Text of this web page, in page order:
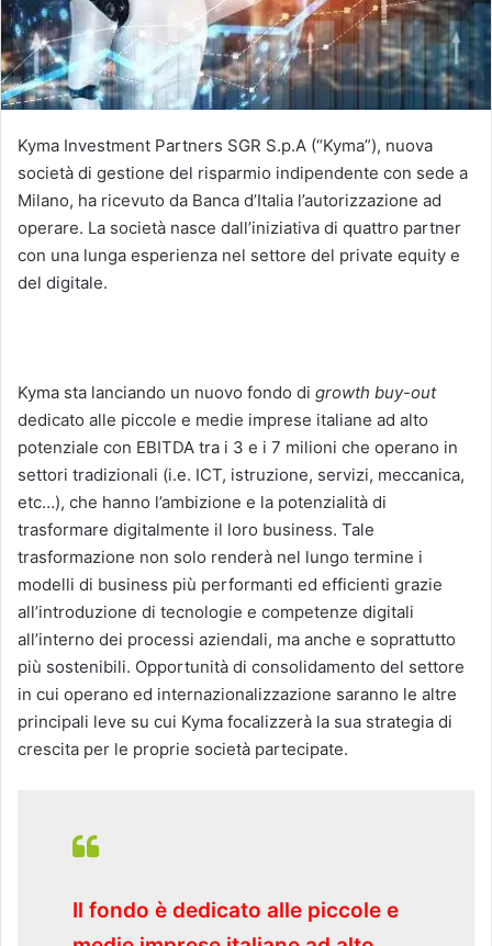
Kyma Investment Partners SGR S.p.A (“Kyma”), nuova
società di gestione del risparmio indipendente con sede a
Milano, ha ricevuto da Banca d’Italia l’autorizzazione ad
operare. La società nasce dall’iniziativa di quattro partner
con una lunga esperienza nel settore del private equity e
del digitale.
Kyma sta lanciando un nuovo fondo di growth buy-out
dedicato alle piccole e medie imprese italiane ad alto
potenziale con EBITDA tra i 3 e i 7 milioni che operano in
settori tradizionali (i.e. ICT, istruzione, servizi, meccanica,
etc…), che hanno l’ambizione e la potenzialità di
trasformare digitalmente il loro business. Tale
trasformazione non solo renderà nel lungo termine i
modelli di business più performanti ed efficienti grazie
all’introduzione di tecnologie e competenze digitali
all’interno dei processi aziendali, ma anche e soprattutto
più sostenibili. Opportunità di consolidamento del settore
in cui operano ed internazionalizzazione saranno le altre
principali leve su cui Kyma focalizzerà la sua strategia di
crescita per le proprie società partecipate.
Il fondo è dedicato alle piccole e